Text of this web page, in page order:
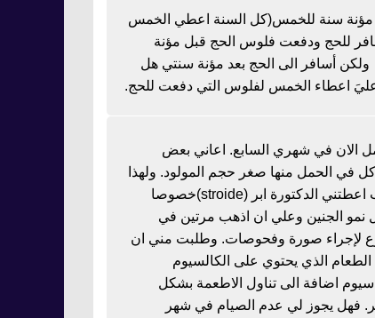
مؤنة سنة للخمس(كل السنة اعطي الخمس
للحج ودفعت فلوس الحج قبل مؤنة
أسافر الى الحج بعد مؤنة سنتي هل
اعطاء الخمس لفلوس التي دفعت للحج.
الان في شهري السابع. اعاني بعض
في الحمل منها صغر حجم المولود. ولهذا
السبب اعطتني الدكتورة ابر (stroide)خصوصا
نمو الجنين وعلي ان اذهب مرتين في
لإجراء صورة وفحوصات. وطلبت مني ان
الطعام الذي يحتوي على الكالسيوم
اضافة الى تناول الاطعمة بشكل
فهل يجوز لي عدم الصيام في شهر